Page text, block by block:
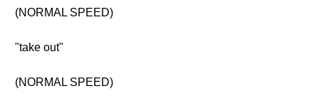
(NORMAL SPEED)
"take out"
(NORMAL SPEED)